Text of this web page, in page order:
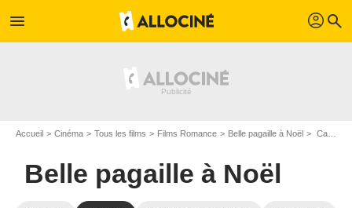
menu profil search
Accueil Cinéma Tous les films Films Romance Belle pagaille à Noël Casting Belle pagaille à Noël
Belle pagaille à Noël